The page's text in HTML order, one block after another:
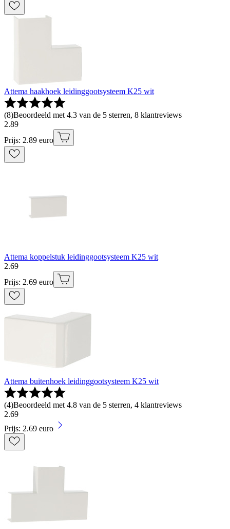
Attema haakhoek leidinggootsysteem K25 wit
(8)Beoordeeld met 4.3 van de 5 sterren, 8 klantreviews
2.89
Prijs: 2.89 euro
Attema koppelstuk leidinggootsysteem K25 wit
2.69
Prijs: 2.69 euro
Attema buitenhoek leidinggootsysteem K25 wit
(4)Beoordeeld met 4.8 van de 5 sterren, 4 klantreviews
2.69
Prijs: 2.69 euro